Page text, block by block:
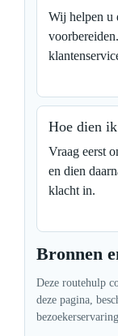
Wij helpen u
Hoe dien
Vraag eerst
en dien
klacht in.
Bronnen
Deze routehulp
deze pagina,